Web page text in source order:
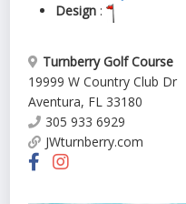
Design :
Turnberry Golf Course
19999 W Country Club Dr
Aventura, FL 33180
305 933 6929
JWturnberry.com